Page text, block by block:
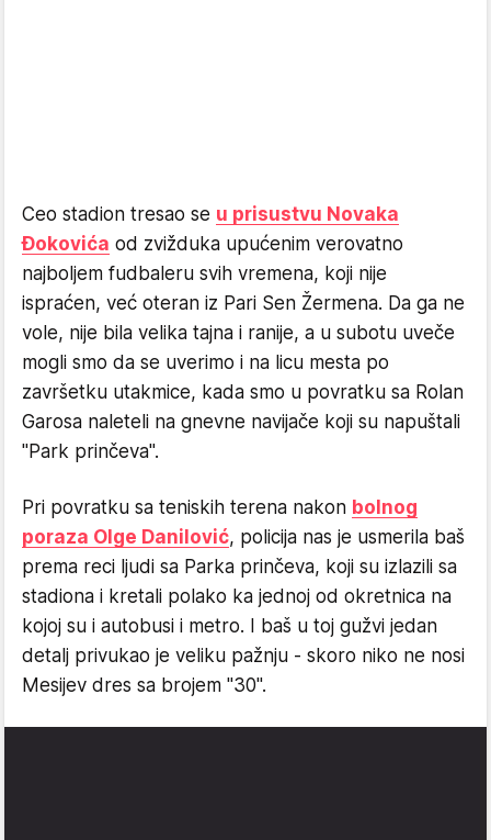
Ceo stadion tresao se u prisustvu Novaka
Đokovića od zvižduka upućenim verovatno
najboljem fudbaleru svih vremena, koji nije
ispraćen, već oteran iz Pari Sen Žermena. Da ga ne
vole, nije bila velika tajna i ranije, a u subotu uveče
mogli smo da se uverimo i na licu mesta po
završetku utakmice, kada smo u povratku sa Rolan
Garosa naleteli na gnevne navijače koji su napuštali
"Park prinčeva".
Pri povratku sa teniskih terena nakon bolnog
poraza Olge Danilović, policija nas je usmerila baš
prema reci ljudi sa Parka prinčeva, koji su izlazili sa
stadiona i kretali polako ka jednoj od okretnica na
kojoj su i autobusi i metro. I baš u toj gužvi jedan
detalj privukao je veliku pažnju - skoro niko ne nosi
Mesijev dres sa brojem "30".